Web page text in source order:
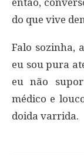
do que vive
Falo sozinha,
eu sou pura
eu não
médico e
doida varrida.